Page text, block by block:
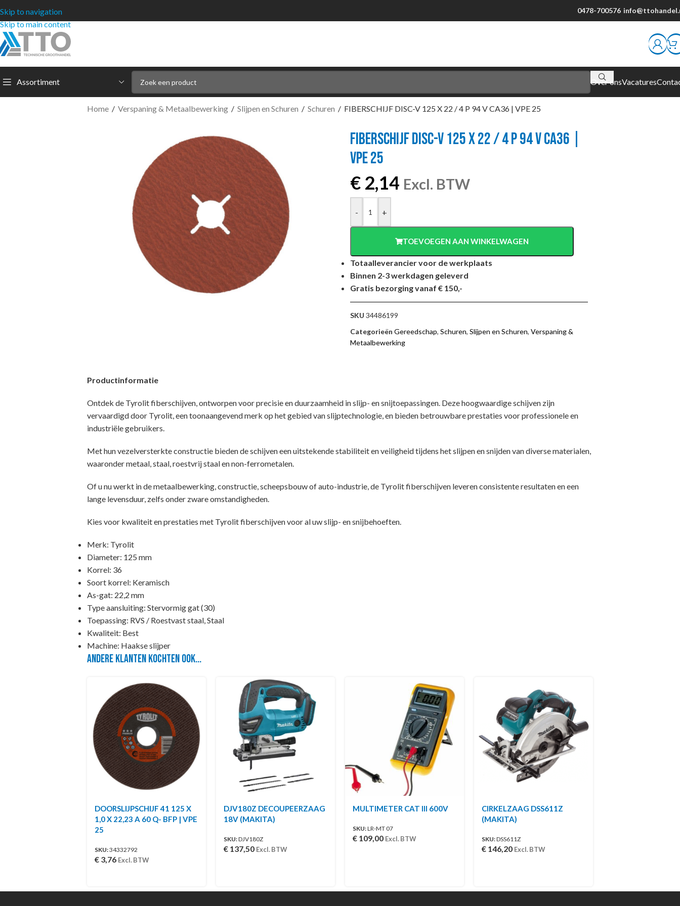
Skip to navigation
Skip to main content
0478-700576
Assortiment Over onsVacatures
Home / Verspaning & Metaalbewerking / Slijpen en Schuren / Schuren / FIBERSCHIJF DISC-V 125 X 22 / 4 P 94 V CA36 | VPE 25
FIBERSCHIJF DISC-V 125 X 22 / 4 P 94 V CA36 |
VPE 25
€ 2,14 Excl. BTW
- +
TOEVOEGEN AAN WINKELWAGEN
Totaalleverancier voor de werkplaats
Binnen 2-3 werkdagen geleverd
Gratis bezorging vanaf € 150,-
SKU 34486199
Categorieën Gereedschap, Schuren, Slijpen en Schuren, Verspaning &
Metaalbewerking
Productinformatie
Ontdek de Tyrolit fiberschijven, ontworpen voor precisie en duurzaamheid in slijp- en snijtoepassingen. Deze hoogwaardige schijven zijn
vervaardigd door Tyrolit, een toonaangevend merk op het gebied van slijptechnologie, en bieden betrouwbare prestaties voor professionele en
industriële gebruikers.
Met hun vezelversterkte constructie bieden de schijven een uitstekende stabiliteit en veiligheid tijdens het slijpen en snijden van diverse materialen,
waaronder metaal, staal, roestvrij staal en non-ferrometalen.
Of u nu werkt in de metaalbewerking, constructie, scheepsbouw of auto-industrie, de Tyrolit fiberschijven leveren consistente resultaten en een
lange levensduur, zelfs onder zware omstandigheden.
Kies voor kwaliteit en prestaties met Tyrolit fiberschijven voor al uw slijp- en snijbehoeften.
Merk: Tyrolit
Diameter: 125 mm
Korrel: 36
Soort korrel: Keramisch
As-gat: 22,2 mm
Type aansluiting: Stervormig gat (30)
Toepassing: RVS / Roestvast staal, Staal
Kwaliteit: Best
Machine: Haakse slijper
Andere klanten kochten ook...
DOORSLIJPSCHIJF 41 125 X
1,0 X 22,23 A 60 Q- BFP | VPE
25
SKU:34332792
€ 3,76 Excl. BTW
DJV180Z DECOUPEERZAAG
18V (MAKITA)
SKU:DJV180Z
€ 137,50 Excl. BTW
MULTIMETER CAT III 600V
SKU:LR-MT 07
€ 109,00 Excl. BTW
CIRKELZAAG DSS611Z
(MAKITA)
SKU:DSS611Z
€ 146,20 Excl. BTW